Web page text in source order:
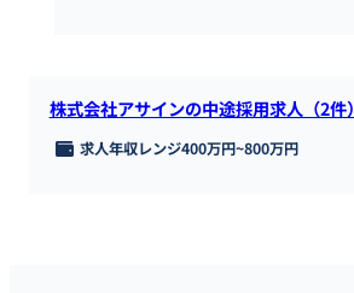
株式会社アサインの中途採用求人（2件）
求人年収レンジ400万円~800万円